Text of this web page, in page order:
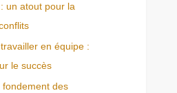
un atout pour la
en équipe :
le succès
des